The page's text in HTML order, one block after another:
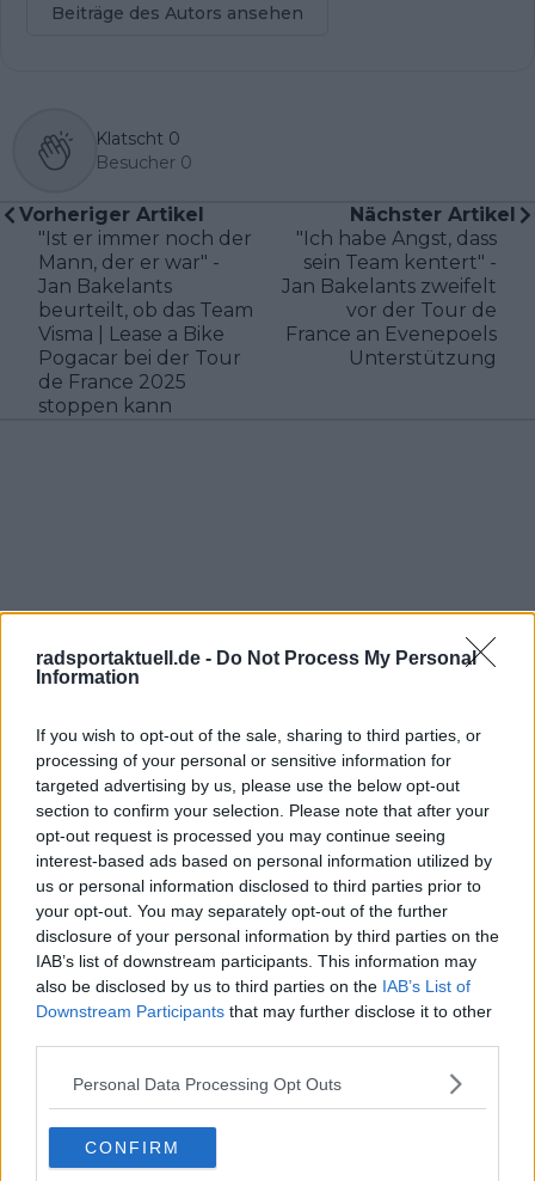
radsportaktuell.de - Do Not Process My Personal
Information
If you wish to opt-out of the sale, sharing to third parties, or
processing of your personal or sensitive information for
targeted advertising by us, please use the below opt-out
section to confirm your selection. Please note that after your
opt-out request is processed you may continue seeing
interest-based ads based on personal information utilized by
us or personal information disclosed to third parties prior to
your opt-out. You may separately opt-out of the further
disclosure of your personal information by third parties on the
IAB’s list of downstream participants. This information may
also be disclosed by us to third parties on the IAB’s List of
Downstream Participants that may further disclose it to other
Personal Data Processing Opt Outs
CONFIRM
Beiträge des Autors ansehen
Klatscht 0
Besucher 0
Vorheriger Artikel
"Ist er immer noch der
Mann, der er war" -
Jan Bakelants
beurteilt, ob das Team
Visma | Lease a Bike
Pogacar bei der Tour
de France 2025
stoppen kann
Nächster Artikel
"Ich habe Angst, dass
sein Team kentert" -
Jan Bakelants zweifelt
vor der Tour de
France an Evenepoels
Unterstützung
Schreiben Sie einen Kommentar
SENDEN